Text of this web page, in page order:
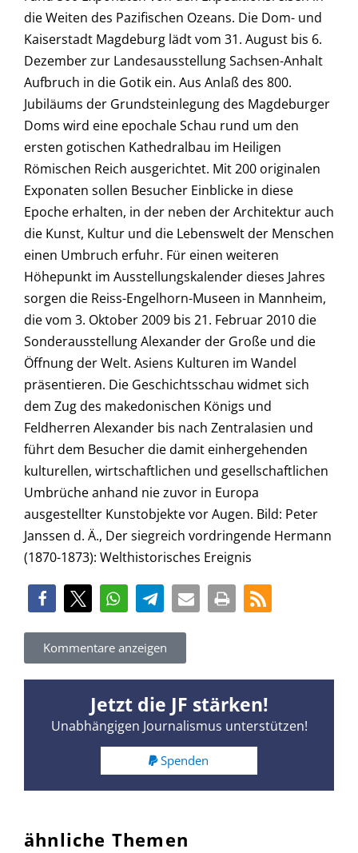
die Weiten des Pazifischen Ozeans. Die Dom- und
Kaiserstadt Magdeburg lädt vom 31. August bis 6.
Dezember zur Landesausstellung Sachsen-Anhalt
Aufbruch in die Gotik ein. Aus Anlaß des 800.
Jubiläums der Grundsteinlegung des Magdeburger
Doms wird eine epochale Schau rund um den
ersten gotischen Kathedralbau im Heiligen
Römischen Reich ausgerichtet. Mit 200 originalen
Exponaten sollen Besucher Einblicke in diese
Epoche erhalten, in der neben der Architektur auch
die Kunst, Kultur und die Lebenswelt der Menschen
einen Umbruch erfuhr. Für einen weiteren
Höhepunkt im Ausstellungskalender dieses Jahres
sorgen die Reiss-Engelhorn-Museen in Mannheim,
die vom 3. Oktober 2009 bis 21. Februar 2010 die
Sonderausstellung Alexander der Große und die
Öffnung der Welt. Asiens Kulturen im Wandel
präsentieren. Die Geschichtsschau widmet sich
dem Zug des makedonischen Königs und
Feldherren Alexander bis nach Zentralasien und
führt dem Besucher die damit einhergehenden
kulturellen, wirtschaftlichen und gesellschaftlichen
Umbrüche anhand nie zuvor in Europa
ausgestellter Kunstobjekte vor Augen. Bild: Peter
Janssen d. Ä., Der siegreich vordringende Hermann
(1870-1873): Welthistorisches Ereignis
Kommentare anzeigen
Jetzt die JF stärken!
Unabhängigen Journalismus unterstützen!
Spenden
ähnliche Themen